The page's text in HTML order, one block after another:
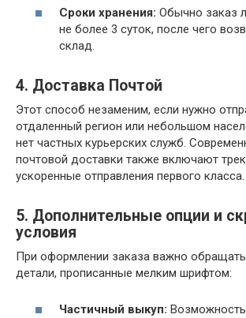
Сроки хранения: Обычно заказ
не более 3 суток, после чего
склад.
4. Доставка Почтой
Этот способ незаменим, если нужно
отдаленный регион или небольшом
нет частных курьерских служб.
почтовой доставки также включают
ускоренные отправления первого класса.
5. Дополнительные опции и
условия
При оформлении заказа важно
детали, прописанные мелким шрифтом:
Частичный выкуп: Возможность